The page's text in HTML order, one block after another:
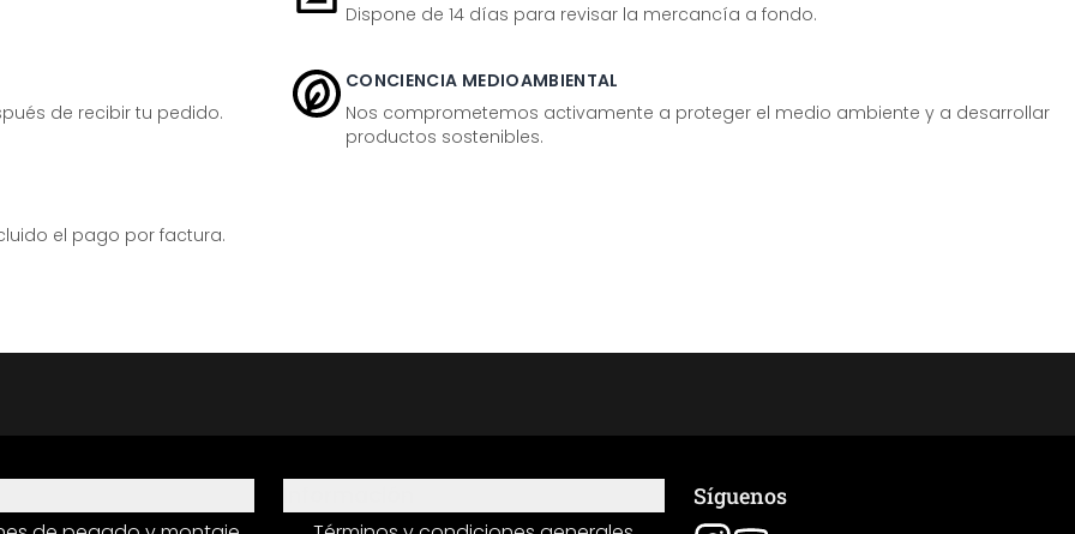
Dispone de 14 días para revisar la mercancía a fondo.
de recibir tu pedido.
CONCIENCIA MEDIOAMBIENTAL
Nos comprometemos activamente a proteger el medio ambiente y a desarrollar
productos sostenibles.
el pago por factura.
Síguenos